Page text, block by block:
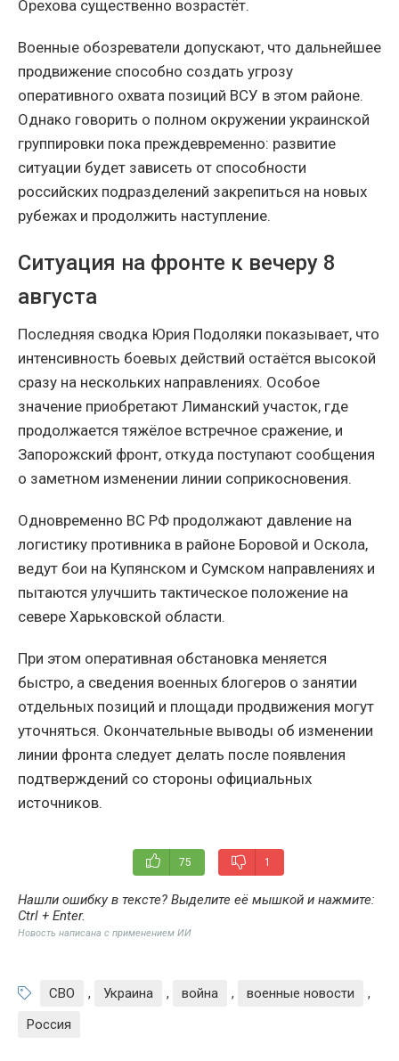
Орехова существенно возрастёт.
Военные обозреватели допускают, что дальнейшее
продвижение способно создать угрозу
оперативного охвата позиций ВСУ в этом районе.
Однако говорить о полном окружении украинской
группировки пока преждевременно: развитие
ситуации будет зависеть от способности
российских подразделений закрепиться на новых
рубежах и продолжить наступление.
Ситуация на фронте к вечеру 8
августа
Последняя сводка Юрия Подоляки показывает, что
интенсивность боевых действий остаётся высокой
сразу на нескольких направлениях. Особое
значение приобретают Лиманский участок, где
продолжается тяжёлое встречное сражение, и
Запорожский фронт, откуда поступают сообщения
о заметном изменении линии соприкосновения.
Одновременно ВС РФ продолжают давление на
логистику противника в районе Боровой и Оскола,
ведут бои на Купянском и Сумском направлениях и
пытаются улучшить тактическое положение на
севере Харьковской области.
При этом оперативная обстановка меняется
быстро, а сведения военных блогеров о занятии
отдельных позиций и площади продвижения могут
уточняться. Окончательные выводы об изменении
линии фронта следует делать после появления
подтверждений со стороны официальных
источников.
75 1
Нашли ошибку в тексте? Выделите её мышкой и нажмите:
Ctrl + Enter.
Новость написана с применением ИИ
СВО , Украина , война , военные новости
,
Россия